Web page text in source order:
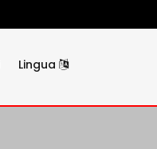
Lingua